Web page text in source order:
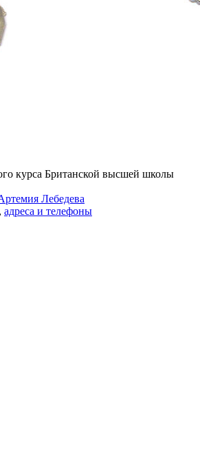
курса Британской высшей школы
Лебедева
, адреса и телефоны